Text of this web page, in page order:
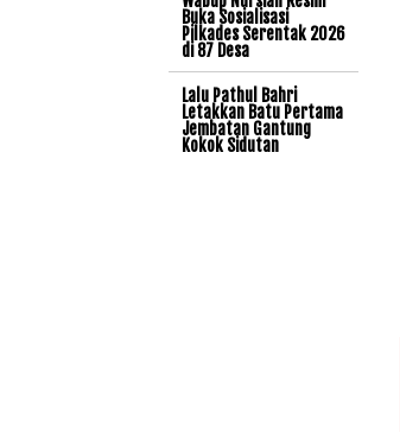
Buka Sosialisasi
Pilkades Serentak 2026
di 87 Desa
Lalu Pathul Bahri
Letakkan Batu Pertama
Jembatan Gantung
Kokok Sidutan